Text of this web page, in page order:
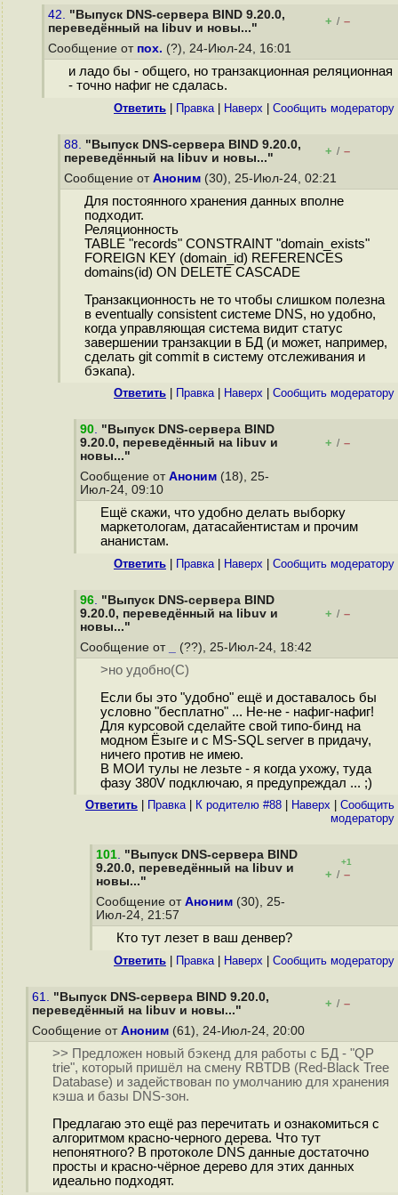
42. "Выпуск DNS-сервера BIND 9.20.0,
переведённый на libuv и новы..."
+ / –
Сообщение от пох. (?), 24-Июл-24, 16:01
и ладо бы - общего, но транзакционная реляционная
- точно нафиг не сдалась.
Ответить Правка| Наверх Cообщить модератору
88. "Выпуск DNS-сервера BIND 9.20.0,
переведённый на libuv и новы..."
+ / –
Сообщение от Аноним (30), 25-Июл-24, 02:21
Для постоянного хранения данных вполне
подходит.
Реляционность
TABLE "records" CONSTRAINT "domain_exists"
FOREIGN KEY (domain_id) REFERENCES
domains(id) ON DELETE CASCADE
Транзакционность не то чтобы слишком полезна
в eventually consistent системе DNS, но удобно,
когда управляющая система видит статус
завершении транзакции в БД (и может, например,
сделать git commit в систему отслеживания и
бэкапа).
Ответить Правка| Наверх Cообщить модератору
90. "Выпуск DNS-сервера BIND
9.20.0, переведённый на libuv и
новы..."
+ / –
Сообщение от Аноним (18), 25-
Июл-24, 09:10
Ещё скажи, что удобно делать выборку
маркетологам, датасайентистам и прочим
анaнистам.
Ответить Правка| Наверх Cообщить модератору
96. "Выпуск DNS-сервера BIND
9.20.0, переведённый на libuv и
новы..."
+ / –
Сообщение от (??), 25-Июл-24, 18:42
>но удобно(C)
Если бы это "удобно" ещё и доставалось бы
условно "бесплатно" ... Не-не - нафиг-нафиг!
Для курсовой сделайте свой типо-бинд на
модном Ёзыге и с MS-SQL server в придачу,
ничего против не имею.
В МОИ тулы не лезьте - я когда ухожу, туда
фазу 380V подключаю, я предупреждал ... ;)
Ответить Правка| К родителю #88 Наверх
Cообщить
модератору
101. "Выпуск DNS-сервера BIND
9.20.0, переведённый на libuv и
новы..."
+1
+ / –
Сообщение от Аноним (30), 25-
Июл-24, 21:57
Кто тут лезет в ваш денвер?
Ответить Правка| Наверх Cообщить модератору
61. "Выпуск DNS-сервера BIND 9.20.0,
переведённый на libuv и новы..."
+ / –
Сообщение от Аноним (61), 24-Июл-24, 20:00
>> Предложен новый бэкенд для работы с БД - "QP
trie", который пришёл на смену RBTDB (Red-Black Tree
Database) и задействован по умолчанию для хранения
кэша и базы DNS-зон.
Предлагаю это ещё раз перечитать и ознакомиться с
алгоритмом красно-черного дерева. Что тут
непонятного? В протоколе DNS данные достаточно
просты и красно-чёрное дерево для этих данных
идеально подходят.